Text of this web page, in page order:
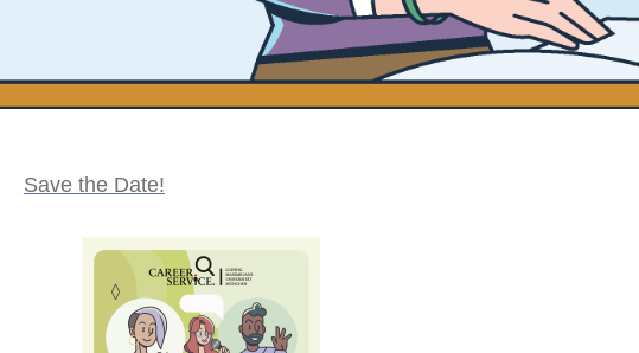
Save the Date!